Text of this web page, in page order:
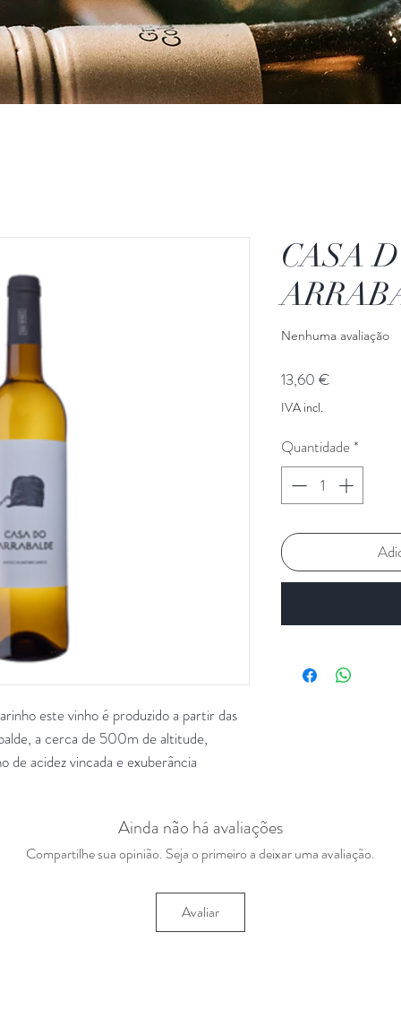
este vinho é produzido a partir das
a cerca de 500m de altitude,
acidez vincada e exuberância
CASA
Nenhuma avaliação
13,60 €
IVA incl.
Quantidade*
Ainda não há avaliações
Compartilhe sua opinião. Seja o primeiro a deixar uma avaliação.
Avaliar